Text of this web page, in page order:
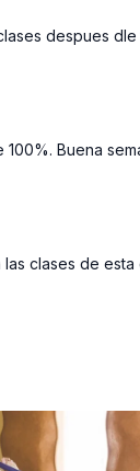
despues
Buena
clases de